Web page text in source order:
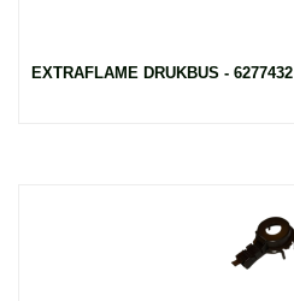
EXTRAFLAME DRUKBUS - 6277432